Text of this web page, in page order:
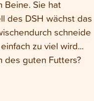
Beine. Sie hat
des DSH wächst das
schneide
zu viel wird...
des guten Futters?